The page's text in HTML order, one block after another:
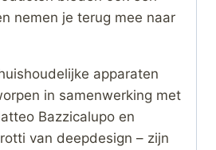
nemen je terug mee naar
apparaten
in samenwerking met
Bazzicalupo en
van deepdesign – zijn